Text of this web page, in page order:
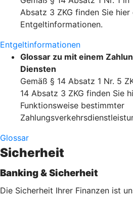
Absatz 3 ZKG finden Sie
Entgeltinformationen.
Entgeltinformationen
Glossar zu mit einem
Diensten
Gemäß § 14 Absatz 1 Nr. 5
14 Absatz 3 ZKG finden Sie
Funktionsweise bestimmter
Glossar
Sicherheit
Banking & Sicherheit
Die Sicherheit Ihrer Finanzen ist